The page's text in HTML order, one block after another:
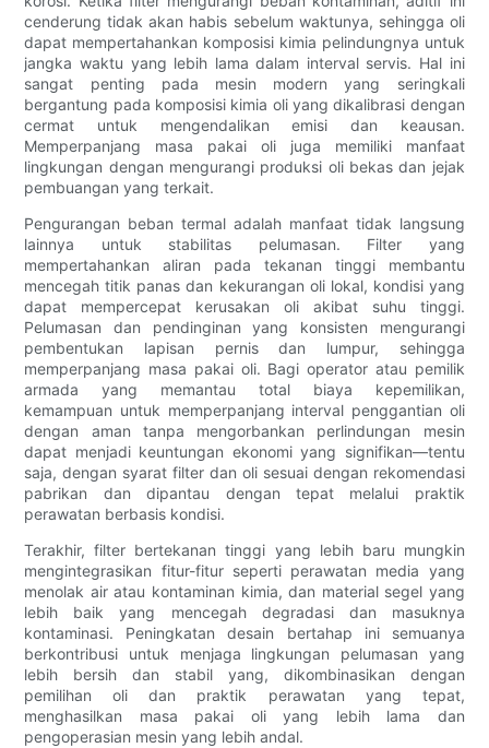
cenderung tidak akan habis sebelum waktunya, sehingga oli
dapat mempertahankan komposisi kimia pelindungnya untuk
jangka waktu yang lebih lama dalam interval servis. Hal ini
sangat penting pada mesin modern yang seringkali
bergantung pada komposisi kimia oli yang dikalibrasi dengan
cermat untuk mengendalikan emisi dan keausan.
Memperpanjang masa pakai oli juga memiliki manfaat
lingkungan dengan mengurangi produksi oli bekas dan jejak
pembuangan yang terkait.
Pengurangan beban termal adalah manfaat tidak langsung
lainnya untuk stabilitas pelumasan. Filter yang
mempertahankan aliran pada tekanan tinggi membantu
mencegah titik panas dan kekurangan oli lokal, kondisi yang
dapat mempercepat kerusakan oli akibat suhu tinggi.
Pelumasan dan pendinginan yang konsisten mengurangi
pembentukan lapisan pernis dan lumpur, sehingga
memperpanjang masa pakai oli. Bagi operator atau pemilik
armada yang memantau total biaya kepemilikan,
kemampuan untuk memperpanjang interval penggantian oli
dengan aman tanpa mengorbankan perlindungan mesin
dapat menjadi keuntungan ekonomi yang signifikan—tentu
saja, dengan syarat filter dan oli sesuai dengan rekomendasi
pabrikan dan dipantau dengan tepat melalui praktik
perawatan berbasis kondisi.
Terakhir, filter bertekanan tinggi yang lebih baru mungkin
mengintegrasikan fitur-fitur seperti perawatan media yang
menolak air atau kontaminan kimia, dan material segel yang
lebih baik yang mencegah degradasi dan masuknya
kontaminasi. Peningkatan desain bertahap ini semuanya
berkontribusi untuk menjaga lingkungan pelumasan yang
lebih bersih dan stabil yang, dikombinasikan dengan
pemilihan oli dan praktik perawatan yang tepat,
menghasilkan masa pakai oli yang lebih lama dan
pengoperasian mesin yang lebih andal.